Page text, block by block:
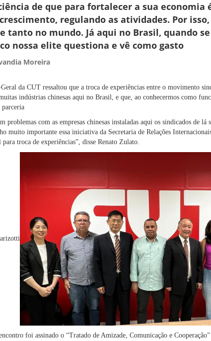
de que para fortalecer a sua economia
regulando as atividades. Por
tanto no mundo. Já aqui no Brasil, quando
nossa elite questiona e vê como gasto
Moreira
da CUT ressaltou que a troca de experiências entre o movimento
indústrias chinesas aqui no Brasil, e que, ao conhecermos como
parceria
problemas com as empresas chinesas instaladas aqui os sindicados de
muito importante essa iniciativa da Secretaria de Relações
troca de experiências”, disse Renato Zulato.
foi assinado o “Tratado de Amizade, Comunicação e